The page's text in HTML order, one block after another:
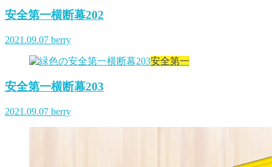
安全第一横断幕202
2021.09.07 berry
安全第一
安全第一横断幕203
2021.09.07 berry